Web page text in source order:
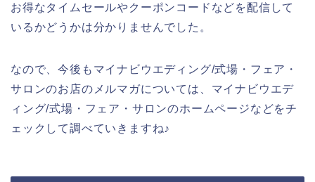
お得なタイムセールやクーポンコードなどを配信して
いるかどうかは分かりませんでした。
なので、今後もマイナビウエディング/式場・フェア・
サロンのお店のメルマガについては、マイナビウエデ
ィング/式場・フェア・サロンのホームページなどをチ
ェックして調べていきますね♪